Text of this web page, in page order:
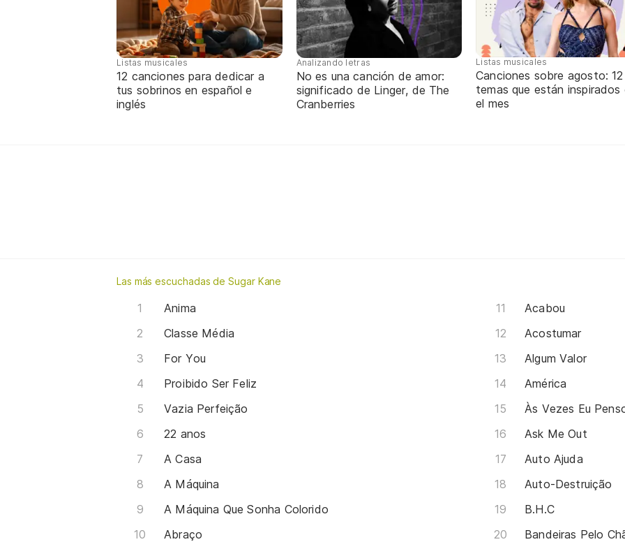
Listas musicales
12 canciones para dedicar a
tus sobrinos en español e
inglés
Analizando letras
No es una canción de amor:
significado de Linger, de The
Cranberries
Listas musicales
Canciones sobre agosto: 12
temas que están inspirados
el mes
Las más escuchadas de Sugar Kane
Anima
Classe Média
For You
Proibido Ser Feliz
Vazia Perfeição
22 anos
A Casa
A Máquina
A Máquina Que Sonha Colorido
Abraço
Acabou
Acostumar
Algum Valor
América
Às Vezes Eu
Ask Me Out
Auto Ajuda
Auto-Destruição
B.H.C
Bandeiras Pelo